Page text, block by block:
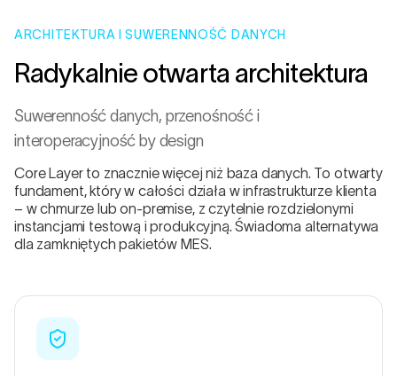
ARCHITEKTURA I SUWERENNOŚĆ DANYCH
Radykalnie otwarta architektura
Suwerenność danych, przenośność i
interoperacyjność by design
Core Layer to znacznie więcej niż baza danych. To otwarty
fundament, który w całości działa w infrastrukturze klienta
– w chmurze lub on-premise, z czytelnie rozdzielonymi
instancjami testową i produkcyjną. Świadoma alternatywa
dla zamkniętych pakietów MES.